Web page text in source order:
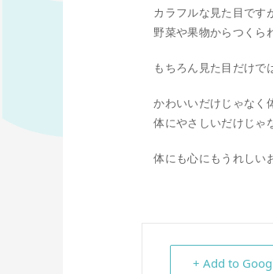
カラフルな見た目です
野菜や果物からつくら
もちろん見た目だけで
かわいいだけじゃなく
体にやさしいだけじゃ
体にも心にもうれしい
+ Add to